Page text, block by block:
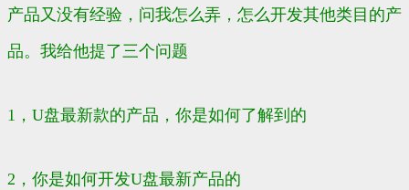
产品又没有经验，问我怎么弄，怎么开发其他类目的产
品。我给他提了三个问题
1，U盘最新款的产品，你是如何了解到的
2，你是如何开发U盘最新产品的